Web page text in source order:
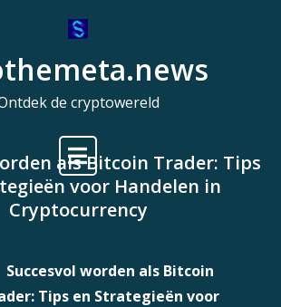
de cryptowereld
als Bitcoin Trader: Tips
voor Handelen in
Cryptocurrency
Succesvol worden als Bitcoin
Tips en Strategieën voor